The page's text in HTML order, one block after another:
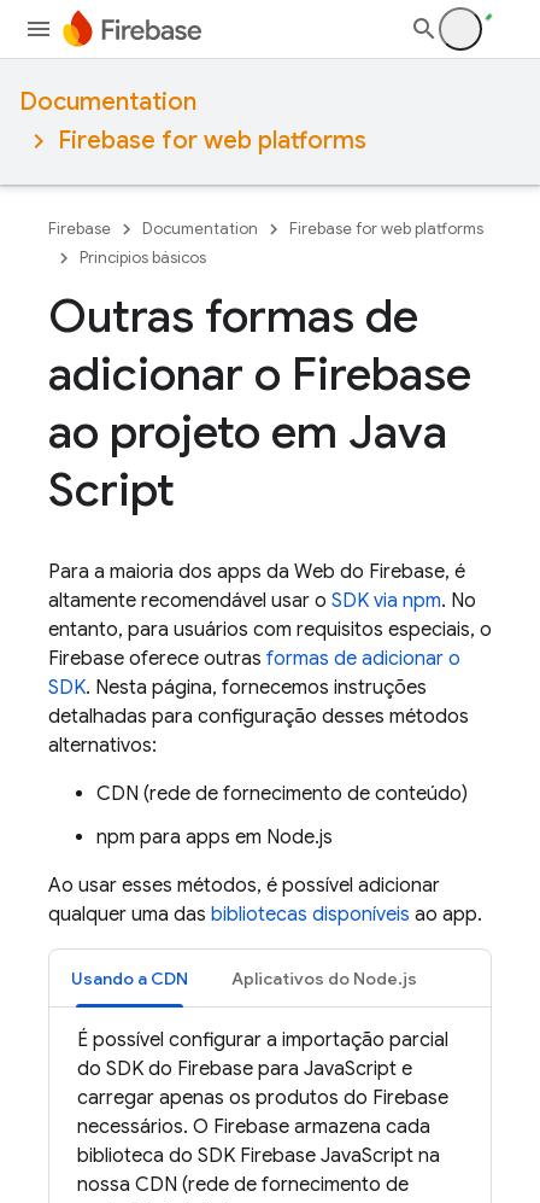
Documentation
Firebase for web platforms
Firebase Documentation
Firebase for web platforms
Princípios básicos
Outras formas de
adicionar o Firebase
ao projeto em Java
Script
Para a maioria dos apps da Web do Firebase, é
altamente recomendável usar o SDK via npm. No
entanto, para usuários com requisitos especiais, o
Firebase oferece outras formas de adicionar o
SDK. Nesta página, fornecemos instruções
detalhadas para configuração desses métodos
alternativos:
CDN (rede de fornecimento de conteúdo)
npm para apps em Node.js
Ao usar esses métodos, é possível adicionar
qualquer uma das bibliotecas disponíveis ao app.
Usando a CDN Aplicativos do Node.js
É possível configurar a importação parcial
do SDK do Firebase para JavaScript e
carregar apenas os produtos do Firebase
necessários. O Firebase armazena cada
biblioteca do SDK Firebase JavaScript na
nossa CDN (rede de fornecimento de